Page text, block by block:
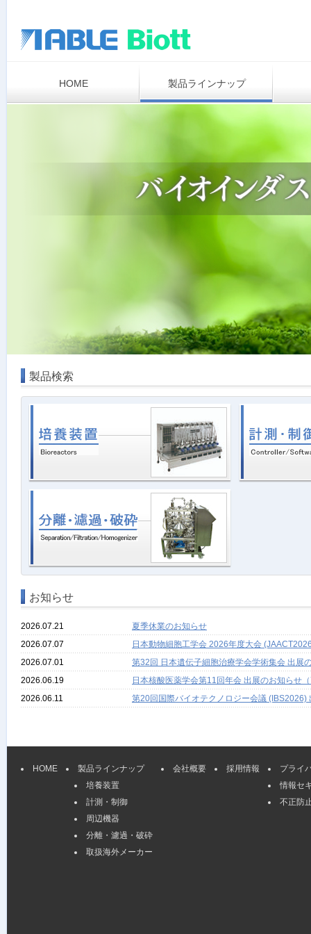
HOME 製品ラインナップ
製品検索
お知らせ
2026.07.21
夏季休業のお知らせ
2026.07.07
日本動物細胞工学会 2026年度大会
2026.07.01
第32回 日本遺伝子細胞治療学会学術集会 出展
2026.06.19
日本核酸医薬学会第11回年会 出展のお知らせ
2026.06.11
第20回国際バイオテクノロジー会議
HOME
製品ラインナップ
培養装置
計測・制御
周辺機器
分離・濾過・破砕
取扱海外メーカー
会社概要 採用情報
プライ
情報セ
不正防